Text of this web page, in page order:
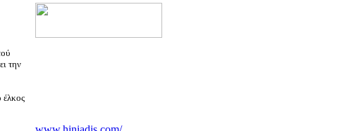
την
έλκος
www.hiniadis.com/